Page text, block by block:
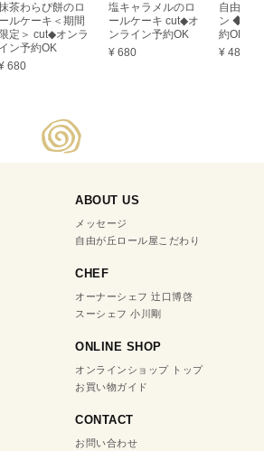
茶わらび餅のロ
ールケーキ＜期間
限定＞ cut◆オンラ
イン予約OK
680
塩キャラメルのロ
ールケーキ cut◆オ
ンライン予約OK
¥ 680
自由が
ン ◆オ
約OK
¥ 480
ABOUT US
メッセージ
自由が丘ロール屋こだわり
CHEF
オーナーシェフ 辻口博啓
スーシェフ 小川剛
ONLINE SHOP
オンラインショップ トップ
お買い物ガイド
CONTACT
お問い合わせ